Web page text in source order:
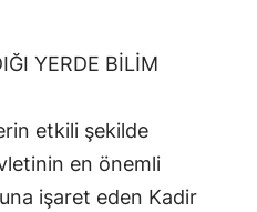
YERDE BİLİM
etkili şekilde
en önemli
işaret eden Kadir